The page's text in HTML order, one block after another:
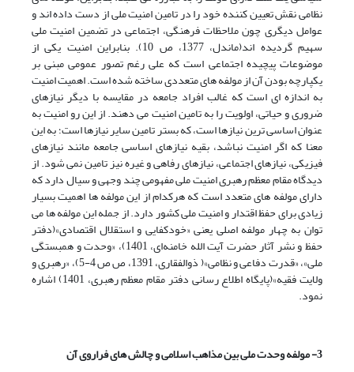
نظامی نقش تعیین کننده خود را در تامین امنیت ملی از دست داده اند و
عوامل دیگری چون ملاحظات فرهنگی، اجتماعی در تضمین امنیت ملی
سهیم گردیده اند(ماندل، 1377، ص 10). بنابراین امنیت یکی از
موضوعات پیچیده اجتماعی است که علی رغم تصور عمومی مبنی بر
یکپارچه بودن آن از مولفه های متعددی ساخته شده است. اهمیت امنیت
به اندازه ای است که غالب افراد جامعه در مقایسه با دیگر نیازهای
ضروری و حیاتی، اولویت را به تامین امنیت می دهند. از این رو امنیت به
عنوان اساسی ترین نیازها است، که بستر تامین سایر نیازها است؛ به این
معنا که اگر امنیت نباشد، بقیه نیازهای اساسی جامعه مانند نیازهای
فیزیکی، نیازهای اجتماعی، نیازهای رفاهی و غیره نیز تامین نمی شود. از
دیدگاه مقام معظم رهبری امنیت ملی مفهومی چند وجهی و سیال دارد که
دارای مولفه های متعدد است که هرکدام از این مولفه ها اهمیت بسیار
زیادی برای حفظ اقتدار و امنیت ملی کشور دارد. از جمله این مولفه ها می
توان به چهار مولفه اصلی یعنی «خودکفایی و استقلال اقتصادی»(دفتر
حفظ و نشر آثار حضرت آیت الله خامنه‌ای، 1401)، «وحدت و همبستگی
ملی»، «قدرت دفاعی و نظامی»( ذوالفقاری، 1391، ص ص 4-5)، «رهبری و
ولایت فقیه»(پایگاه اطلاع رسانی دفتر مقام معظم رهبری، 1401) اشاره
نمود.
3- مولفه وحدت ملی بین مذاهب اسلامی و چالش های فراروی آن